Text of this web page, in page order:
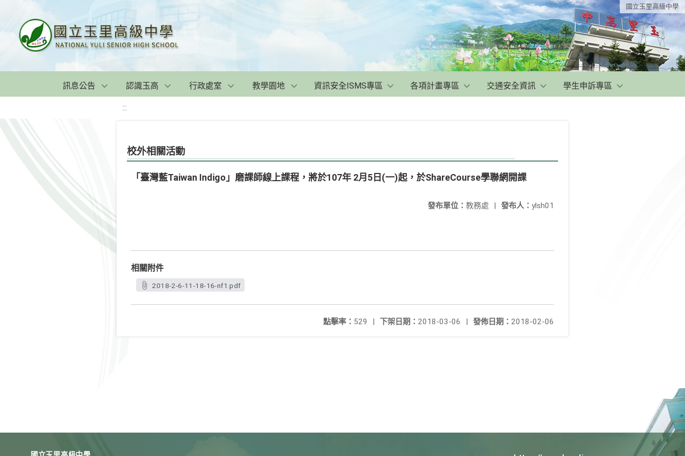
國立玉里高級中學
訊息公告 認識玉高 行政處室 教學園地 資訊安全ISMS專區 各項計畫專區 交通安全資訊 學生申訴專區
:::
校外相關活動
「臺灣藍Taiwan Indigo」磨課師線上課程，將於107年 2月5日(一)起，於ShareCourse學聯網開課
發布人： ylsh01
發布單位： 教務處 |
相關附件
2018-2-6-11-18-16-nf1.pdf
發佈日期： 2018-02-06
下架日期： 2018-03-06 |
點擊率： 529 |